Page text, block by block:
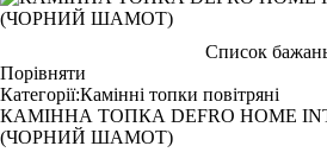
Список
Порівняти
Категорії:Камінні топки повітряні
КАМІННА ТОПКА DEFRO HOME
(ЧОРНИЙ ШАМОТ)